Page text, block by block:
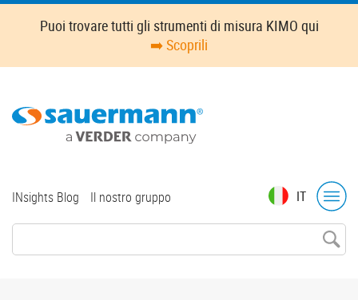
Skip
content
Puoi trovare tutti gli strumenti di misura KIMO qui
➡️ Scoprili
IT
Top
INsights Blog Il nostro gruppo